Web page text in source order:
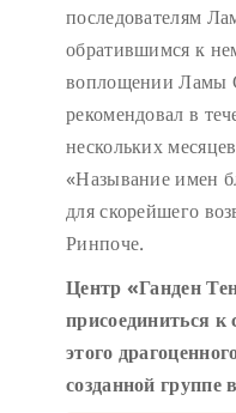
последователям
обратившимся к
воплощении Ламы
рекомендовал в
нескольких
«Называние имен
для скорейшего
Ринпоче.
Центр «Ганден
присоединиться
этого
созданной группе